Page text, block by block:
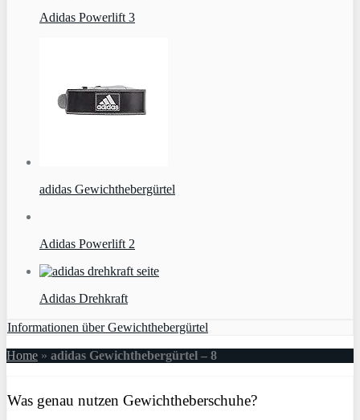
Adidas Powerlift 3
adidas Gewichthebergürtel
Adidas Powerlift 2
Adidas Drehkraft
Informationen über Gewichthebergürtel
Home » adidas Gewichthebergürtel – 8
Was genau nutzen Gewichtheberschuhe?